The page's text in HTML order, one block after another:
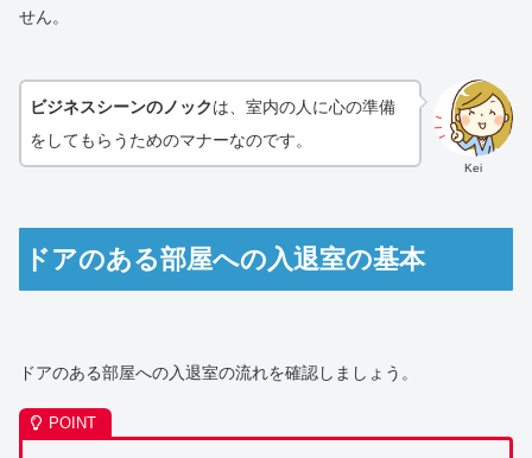
せん。
Kei
ビジネスシーンのノックは、室内の人に心の準備
をしてもらうためのマナーなのです。
ドアのある部屋への入退室の基本
ドアのある部屋への入退室の流れを確認しましょう。